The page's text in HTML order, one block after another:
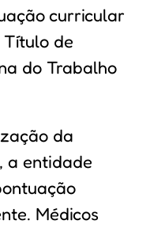
curricular
de
do Trabalho
da
a entidade
Médicos